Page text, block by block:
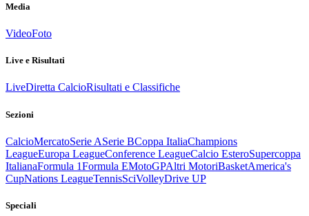
Media
VideoFoto
Live e Risultati
LiveDiretta CalcioRisultati e Classifiche
Sezioni
CalcioMercatoSerie ASerie BCoppa ItaliaChampions
LeagueEuropa LeagueConference LeagueCalcio EsteroSupercoppa
ItalianaFormula 1Formula EMotoGPAltri MotoriBasketAmerica's
CupNations LeagueTennisSciVolleyDrive UP
Speciali